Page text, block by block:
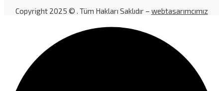
Copyright 2025 © . Tüm Hakları Saklıdır – webtasarımcımız